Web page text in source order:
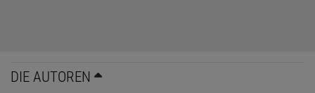
DIE AUTOREN